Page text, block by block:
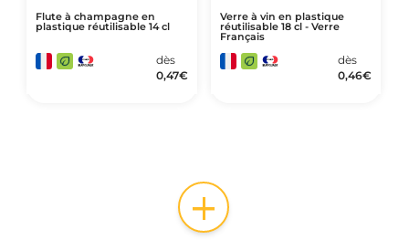
Flute à champagne en
plastique réutilisable 14 cl
dès
0,47€
Verre à vin en plastique
réutilisable 18 cl - Verre
Français
dès
0,46€
+